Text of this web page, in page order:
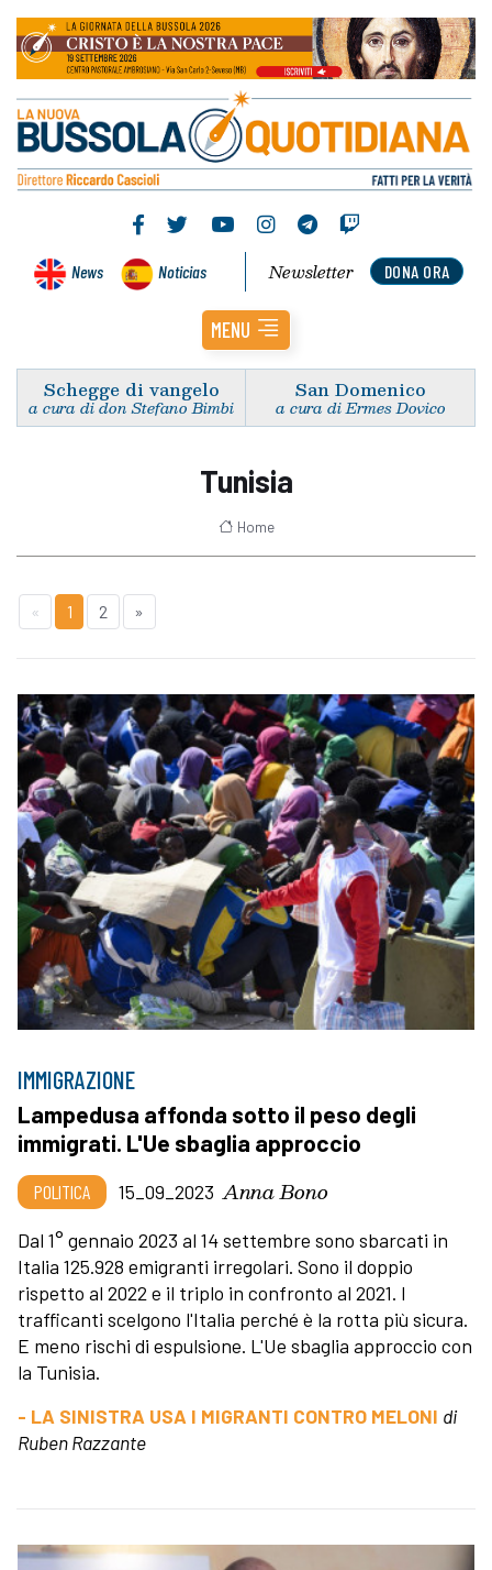
News Noticias DONA ORA
Newsletter
MENU
Schegge di vangelo
a cura di don Stefano Bimbi
San Domenico
a cura di Ermes Dovico
Tunisia
Home
« 1 2 »
IMMIGRAZIONE
Lampedusa affonda sotto il peso degli
immigrati. L'Ue sbaglia approccio
POLITICA 15_09_2023 Anna Bono
Dal 1° gennaio 2023 al 14 settembre sono sbarcati in
Italia 125.928 emigranti irregolari. Sono il doppio
rispetto al 2022 e il triplo in confronto al 2021. I
trafficanti scelgono l'Italia perché è la rotta più sicura.
E meno rischi di espulsione. L'Ue sbaglia approccio con
la Tunisia.
- LA SINISTRA USA I MIGRANTI CONTRO MELONI di
Ruben Razzante